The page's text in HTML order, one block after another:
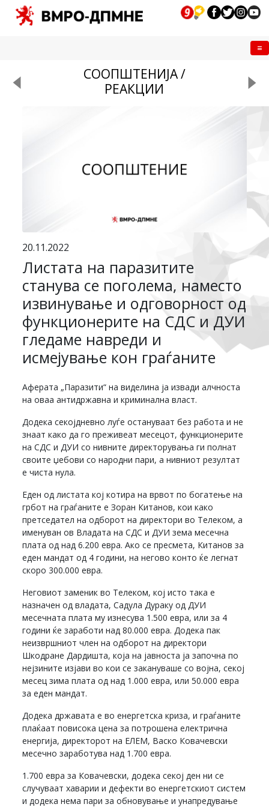
СООПШТЕНИЈА /
РЕАКЦИИ
20.11.2022
Листата на паразитите
станува се поголема, наместо
извинување и одговорност од
функционерите на СДС и ДУИ
гледаме навреди и
исмејување кон граѓаните
Аферата „Паразити“ на виделина ја извади алчноста
на оваа антидржавна и криминална власт.
Додека секојдневно луѓе остануваат без работа и не
знаат како да го преживеат месецот, функционерите
на СДС и ДУИ со нивните директорувања ги полнат
своите џебови со народни пари, а нивниот резултат
е чиста нула.
Еден од листата кој котира на врвот по богатење на
грбот на граѓаните е Зоран Китанов, кои како
претседател на одборот на директори во Телеком, а
именуван ов Владата на СДС и ДУИ зема месечна
плата од над 6.200 евра. Ако се пресмета, Китанов за
еден мандат од 4 години, на негово конто ќе легнат
скоро 300.000 евра.
Неговиот заменик во Телеком, кој исто така е
назначен од владата, Садула Дураку од ДУИ
месечната плата му изнесува 1.500 евра, или за 4
години ќе заработи над 80.000 евра. Додека пак
неизвршниот член на одборот на директори
Шкодране Дардишта, која на јавноста ја започна по
нејзините изјави во кои се закануваше со војна, секој
месец зима плата од над 1.000 евра, или 50.000 евра
за еден мандат.
Додека државата е во енергетска криза, и граѓаните
плаќаат повисока цена за потрошена електрична
енергија, директорот на ЕЛЕМ, Васко Ковачевски
месечно заработува над 1.700 евра.
1.700 евра за Ковачевски, додека секој ден ни се
случуваат хаварии и дефекти во енергетскиот систем
и додека нема пари за обновување и унапредување